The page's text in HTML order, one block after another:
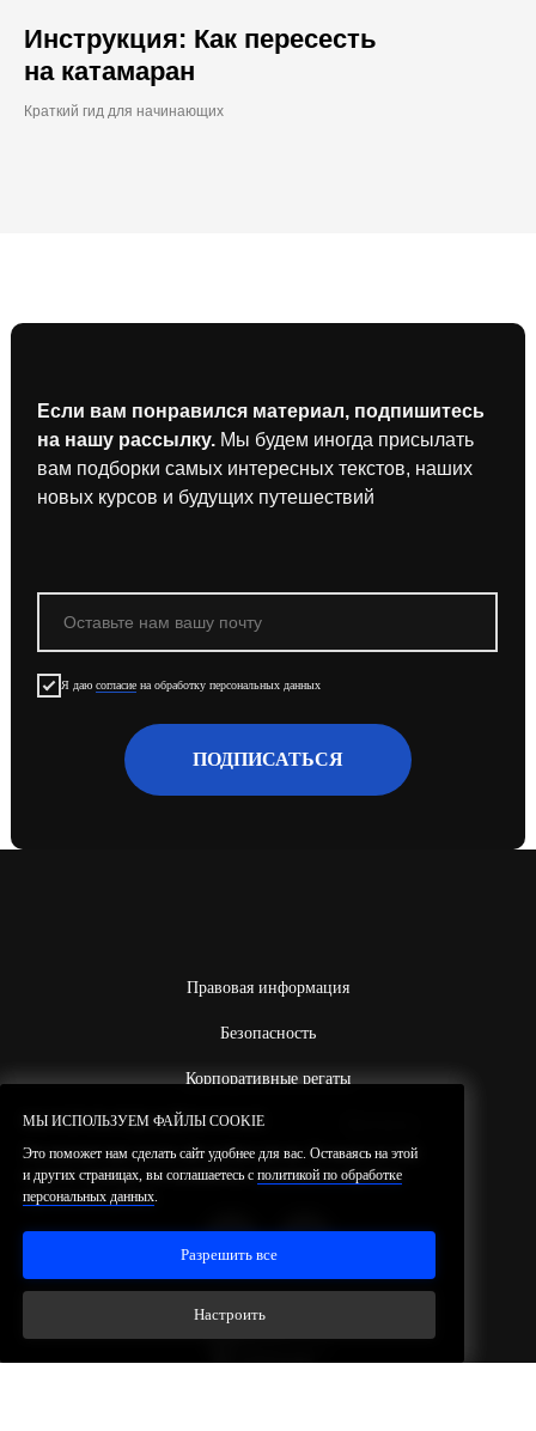
МЫ ИСПОЛЬЗУЕМ ФАЙЛЫ COOKIE
Это поможет нам сделать сайт удобнее для вас. Оставаясь на этой
и других страницах, вы соглашаетесь с политикой по обработке
персональных данных.
Разрешить все
Настроить
Инструкция: Как пересесть
на катамаран
Краткий гид для начинающих
Если вам понравился материал, подпишитесь
на нашу рассылку. Мы будем иногда присылать
вам подборки самых интересных текстов, наших
новых курсов и будущих путешествий
Я даюсогласие на обработку персональных данных
ПОДПИСАТЬСЯ
Правовая информация
Безопасность
Корпоративные регаты
Магазин
МЫ ИСПОЛЬЗУЕМ ФАЙЛЫ COOKIE
Это поможет нам сделать сайт удобнее для вас. Оставаясь на этой
и других страницах, вы соглашаетесь с политикой по обработке
персональных данных.
Разрешить все
Настроить